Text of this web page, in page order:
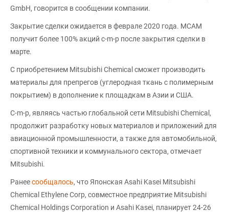
GmbH, говорится в сообщении компании.
Закрытие сделки ожидается в феврале 2020 года. MCAM
получит более 100% акций c-m-p после закрытия сделки в
марте.
С приобретением Mitsubishi Chemical сможет производить
материалы для препрегов (углеродная ткань с полимерным
покрытием) в дополнение к площадкам в Азии и США.
C-m-p, являясь частью глобальной сети Mitsubishi Chemical,
продолжит разработку новых материалов и приложений для
авиационной промышленности, а также для автомобильной,
спортивной техники и коммунального сектора, отмечает
Mitsubishi.
Ранеесообщалось, что Японская Asahi Kasei Mitsubishi
Chemical Ethylene Corp, совместное предприятие Mitsubishi
Chemical Holdings Corporation и Asahi Kasei, планирует 24-26